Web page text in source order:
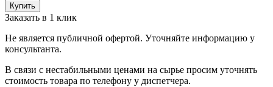
Заказать в 1 клик
Не является публичной офертой. Уточняйте информацию у
консультанта.
В связи с нестабильными ценами на сырье просим уточнять
стоимость товара по телефону у диспетчера.